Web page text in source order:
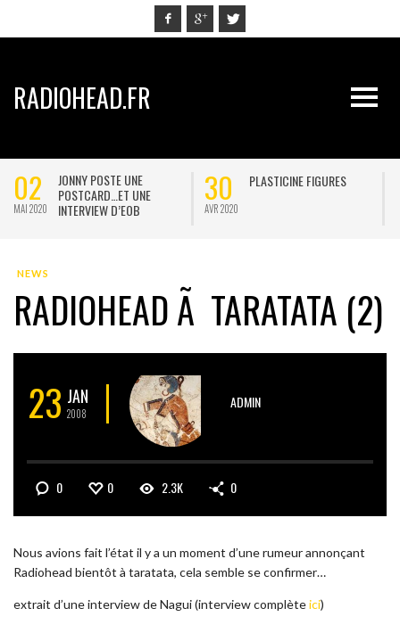
RADIOHEAD.FR
02
MAI 2020
JONNY POSTE UNE
POSTCARD…ET UNE
INTERVIEW D’EOB
30
AVR 2020
PLASTICINE FIGURES
NEWS
RADIOHEAD Ã TARATATA (2)
23 JAN
2008
ADMIN
0 0 2.3K 0
Nous avions fait l’état il y a un moment d’une rumeur annonçant
Radiohead bientôt à taratata, cela semble se confirmer…
extrait d’une interview de Nagui (interview complèteici)